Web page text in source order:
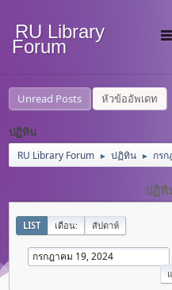
RU Library
Forum
Unread Posts หัวข้ออัพเดท
ปฏิทิน
RU Library Forum ► ปฏิทิน ► กร
ปฏิทิ
LIST เดือน: สัปดาห์